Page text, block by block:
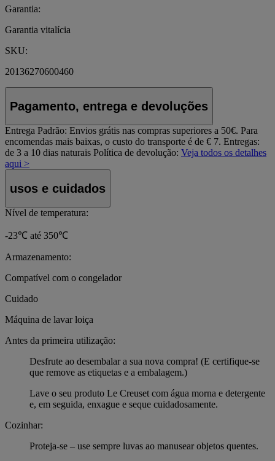
Garantia:
Garantia vitalícia
SKU:
20136270600460
Pagamento, entrega e devoluções
Entrega Padrão: Envios grátis nas compras superiores a 50€. Para
encomendas mais baixas, o custo do transporte é de € 7. Entregas:
de 3 a 10 dias naturais Política de devolução: Veja todos os detalhes
aqui >
usos e cuidados
Nível de temperatura:
-23℃ até 350℃
Armazenamento:
Compatível com o congelador
Cuidado
Máquina de lavar loiça
Antes da primeira utilização:
Desfrute ao desembalar a sua nova compra! (E certifique-se
que remove as etiquetas e a embalagem.)
Lave o seu produto Le Creuset com água morna e detergente
e, em seguida, enxague e seque cuidadosamente.
Cozinhar:
Proteja-se – use sempre luvas ao manusear objetos quentes.